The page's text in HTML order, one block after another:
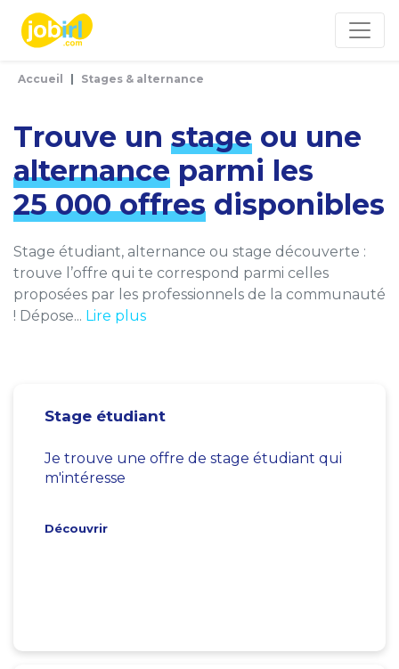
Accueil Stages & alternance
Trouve un stage ou une
alternance parmi les
25 000 offres disponibles
Stage étudiant, alternance ou stage découverte :
trouve l’offre qui te correspond parmi celles
proposées par les professionnels de la communauté
! Dépose... Lire plus
Stage étudiant
Je trouve une offre de stage étudiant qui
m'intéresse
Découvrir
Panneau de gestion des cookies